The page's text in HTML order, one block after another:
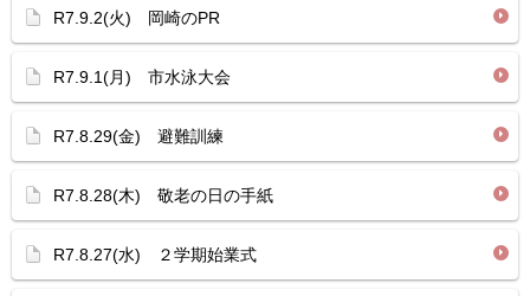
R7.9.2(火) 岡崎のPR
R7.9.1(月) 市水泳大会
R7.8.29(金) 避難訓練
R7.8.28(木) 敬老の日の手紙
R7.8.27(水) ２学期始業式